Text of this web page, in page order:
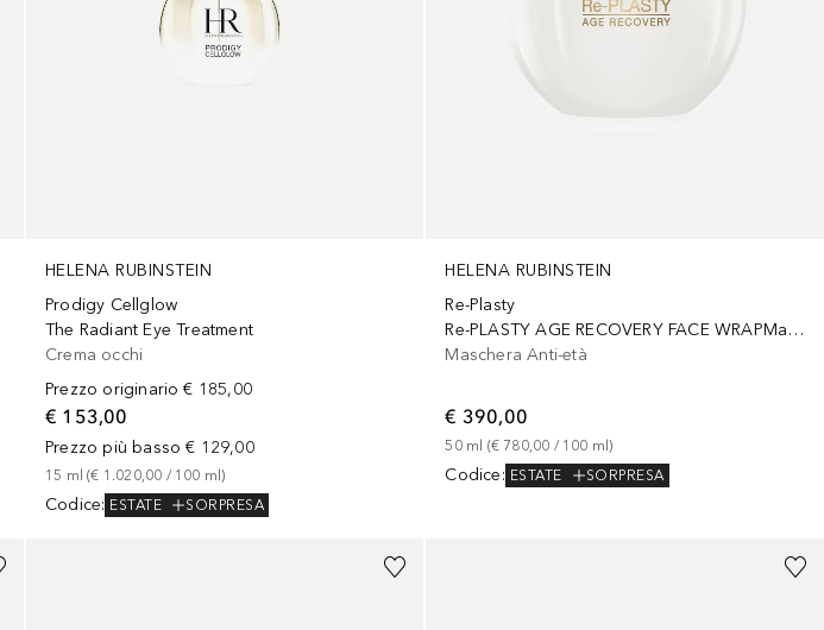
HELENA RUBINSTEIN
Prodigy Cellglow
The Radiant Eye Treatment
Crema occhi
Prezzo originario € 185,00
€ 153,00
Prezzo più basso € 129,00
15 ml (€ 1.020,00 / 100 ml)
Codice: ESTATE SORPRESA
HELENA RUBINSTEIN
Re-Plasty
Re-PLASTY AGE RECOVERY FACE WRAPMaschera Anti-Age
Maschera Anti-età
€ 390,00
50 ml (€ 780,00 / 100 ml)
Codice: ESTATE SORPRESA